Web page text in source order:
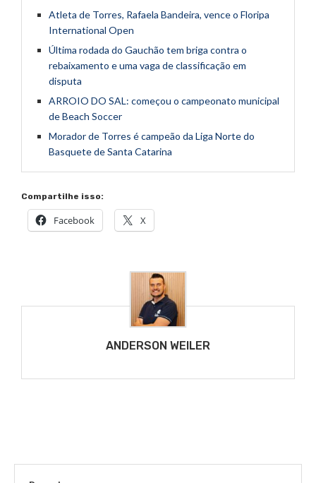
Atleta de Torres, Rafaela Bandeira, vence o Floripa
International Open
Última rodada do Gauchão tem briga contra o
rebaixamento e uma vaga de classificação em
disputa
ARROIO DO SAL: começou o campeonato municipal
de Beach Soccer
Morador de Torres é campeão da Liga Norte do
Basquete de Santa Catarina
Compartilhe isso:
Facebook X
ANDERSON WEILER